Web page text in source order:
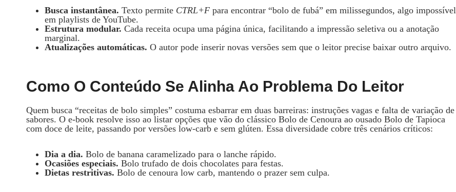
Busca instantânea. Texto permite CTRL+F para encontrar “bolo de fubá” em milissegundos, algo impossível
em playlists de YouTube.
Estrutura modular. Cada receita ocupa uma página única, facilitando a impressão seletiva ou a anotação
marginal.
Atualizações automáticas. O autor pode inserir novas versões sem que o leitor precise baixar outro arquivo.
Como O Conteúdo Se Alinha Ao Problema Do Leitor
Quem busca “receitas de bolo simples” costuma esbarrar em duas barreiras: instruções vagas e falta de variação de
sabores. O e‑book resolve isso ao listar opções que vão do clássico Bolo de Cenoura ao ousado Bolo de Tapioca
com doce de leite, passando por versões low‑carb e sem glúten. Essa diversidade cobre três cenários críticos:
Dia a dia. Bolo de banana caramelizado para o lanche rápido.
Ocasiões especiais. Bolo trufado de dois chocolates para festas.
Dietas restritivas. Bolo de cenoura low carb, mantendo o prazer sem culpa.